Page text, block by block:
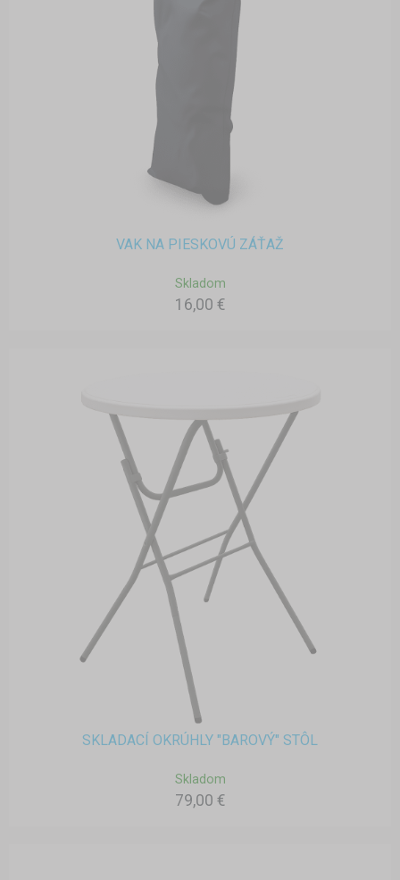
VAK NA PIESKOVÚ ZÁŤAŽ
Skladom
16,00 €
SKLADACÍ OKRÚHLY "BAROVÝ" STÔL
Skladom
79,00 €